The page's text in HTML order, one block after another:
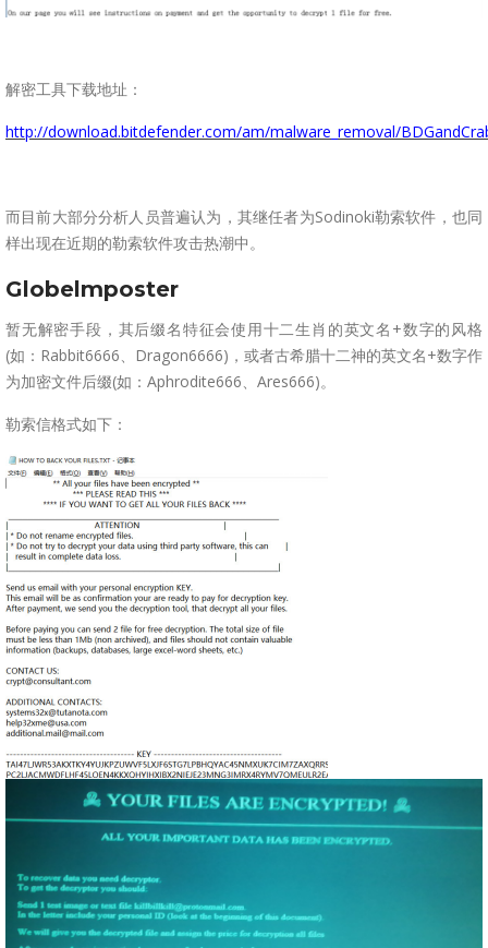
解密工具下载地址：
http://download.bitdefender.com/am/malware_removal/
而目前大部分分析人员普遍认为，其继任者为Sodinoki勒索软件，也同
样出现在近期的勒索软件攻击热潮中。
Globelmposter
暂无解密手段，其后缀名特征会使用十二生肖的英文名+数字的风格
(如：Rabbit6666、Dragon6666)，或者古希腊十二神的英文名+数字作
为加密文件后缀(如：Aphrodite666、Ares666)。
勒索信格式如下：